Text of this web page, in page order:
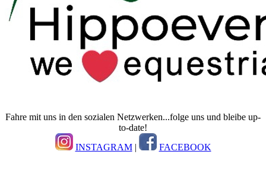
Fahre mit uns in den sozialen Netzwerken...folge uns und bleibe up-
to-date!
INSTAGRAM| FACEBOOK